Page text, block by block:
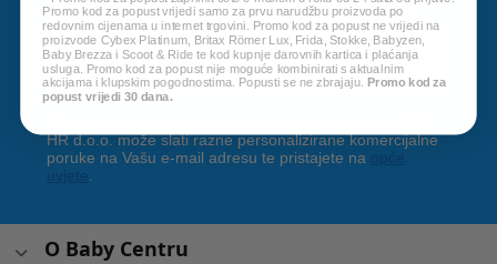
PRIJAVA
HR d.o.o. može slati razne personalizirane komercijalne
poruke na Vašu e-mail adresu te pristajete na
O Baby Centru
Promo kod za popust vrijedi samo za prvu narudžbu proizvoda po
redovnim cijenama u internet trgovini. Promo kod za popust ne vrijedi na
proizvode Cybex Platinum, Britax Römer Lux, Frida, Stokke, Babyzen,
Baby Brezza i Scoot & Ride te kod kupnje darovnih kartica i plaćanja
usluga. Promo kod za popust nije moguće kombinirati s aktualnim
akcijama i klupskim pogodnostima. Popusti se ne zbrajaju. Promo kod za
popust vrijedi 30 dana.